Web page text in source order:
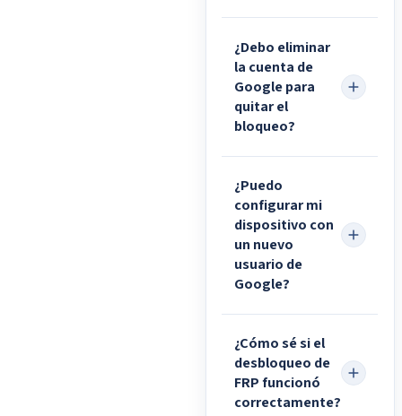
¿Debo eliminar
la cuenta de
Google para
quitar el
bloqueo?
¿Puedo
configurar mi
dispositivo con
un nuevo
usuario de
Google?
¿Cómo sé si el
desbloqueo de
FRP funcionó
correctamente?